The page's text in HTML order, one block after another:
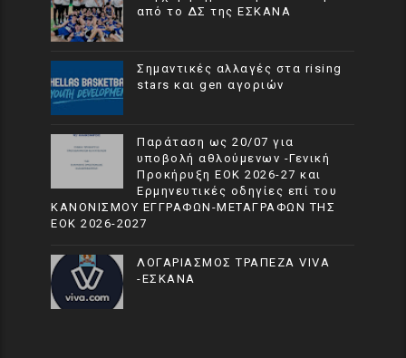
από το ΔΣ της ΕΣΚΑΝΑ
Σημαντικές αλλαγές στα rising
stars και gen αγοριών
Παράταση ως 20/07 για
υποβολή αθλούμενων -Γενική
Προκήρυξη ΕΟΚ 2026-27 και
Ερμηνευτικές οδηγίες επί του
ΚΑΝΟΝΙΣΜΟΥ ΕΓΓΡΑΦΩΝ-ΜΕΤΑΓΡΑΦΩΝ ΤΗΣ
ΕΟΚ 2026-2027
ΛΟΓΑΡΙΑΣΜΟΣ ΤΡΑΠΕΖΑ VIVA
-ΕΣΚΑΝΑ